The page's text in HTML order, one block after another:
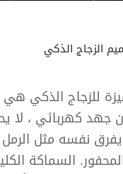
الزجاج الذكي
للزجاج الذكي هي
جهد كهربائي ، لا
نفسه مثل الرمل
السماكة